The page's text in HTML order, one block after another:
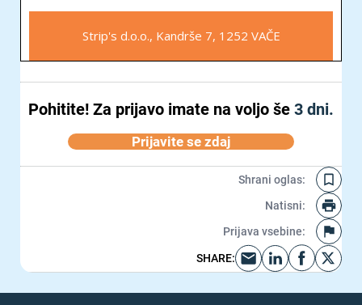
Strip's d.o.o., Kandrše 7, 1252 VAČE
Pohitite! Za prijavo imate na voljo še 3 dni.
Prijavite se zdaj
Shrani oglas:
Natisni:
Prijava vsebine:
SHARE: